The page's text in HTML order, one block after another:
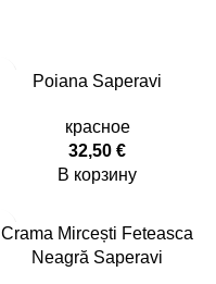
Poiana Saperavi
красное
32,50 €
В корзину
Crama Mircești Feteasca
Neagră Saperavi